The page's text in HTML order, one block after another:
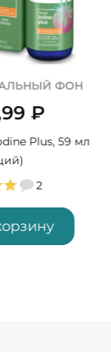
ФОН
₽
Plus, 59 мл
2